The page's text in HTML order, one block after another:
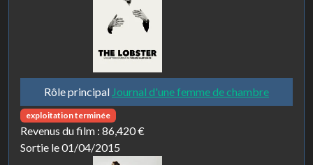
Rôle principal Journal d'une femme de chambre
exploitation terminée
Revenus du film : 86,420 €
Sortie le 01/04/2015